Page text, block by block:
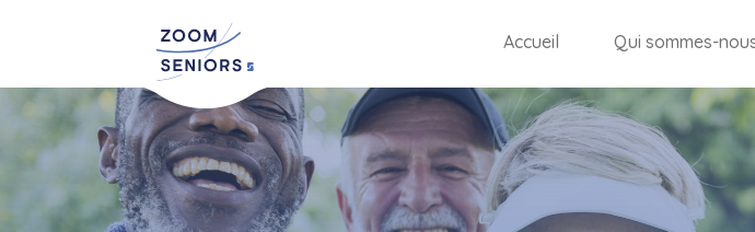
Accueil Qui sommes-